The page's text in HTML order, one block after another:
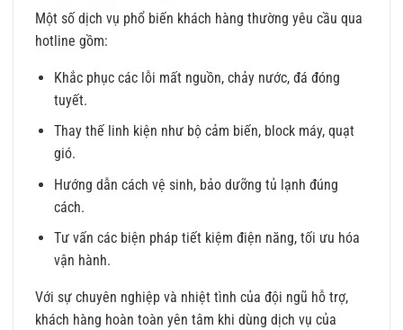
Một số dịch vụ phổ biến khách hàng thường yêu cầu qua
hotline gồm:
Khắc phục các lỗi mất nguồn, chảy nước, đá đóng
tuyết.
Thay thế linh kiện như bộ cảm biến, block máy, quạt
gió.
Hướng dẫn cách vệ sinh, bảo dưỡng tủ lạnh đúng
cách.
Tư vấn các biện pháp tiết kiệm điện năng, tối ưu hóa
vận hành.
Với sự chuyên nghiệp và nhiệt tình của đội ngũ hỗ trợ,
khách hàng hoàn toàn yên tâm khi dùng dịch vụ của